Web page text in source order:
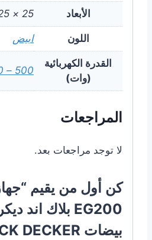
الأبعاد 25 × 25 × 20 سنتيميتر
اللون ابيض
القدرة الكهربائية
(وات)
500 – 1000 وات
المراجعات
لا توجد مراجعات بعد.
كن أول من يقيم
بيضات BLACK DECKER”